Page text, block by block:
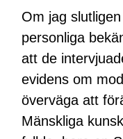
Om jag
personliga
att de
evidens om
överväga att
Mänskliga